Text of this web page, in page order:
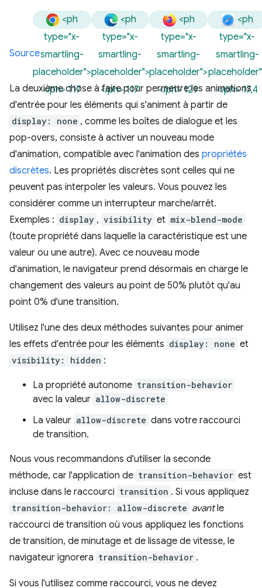
<ph
type="x-
smartling-
placeholder">
</ph> 117
<ph
type="x-
smartling-
placeholder">
</ph> 117
<ph
type="x-
smartling-
placeholder">
</ph> 129
<ph
type="x-
smartling-
</ph> 17,4
Source
La deuxième chose à faire pour permettre les animations
d'entrée pour les éléments qui s'animent à partir de
display: none , comme les boîtes de dialogue et les
pop-overs, consiste à activer un nouveau mode
d'animation, compatible avec l'animation des propriétés
discrètes. Les propriétés discrètes sont celles qui ne
peuvent pas interpoler les valeurs. Vous pouvez les
considérer comme un interrupteur marche/arrêt.
Exemples : display , visibility et mix-blend-mode
(toute propriété dans laquelle la caractéristique est une
valeur ou une autre). Avec ce nouveau mode
d'animation, le navigateur prend désormais en charge le
changement des valeurs au point de 50% plutôt qu'au
point 0% d'une transition.
Utilisez l'une des deux méthodes suivantes pour animer
les effets d'entrée pour les éléments display: none et
visibility: hidden :
La propriété autonome transition-behavior
avec la valeur allow-discrete
La valeur allow-discrete dans votre raccourci
de transition.
Nous vous recommandons d'utiliser la seconde
méthode, car l'application de transition-behavior est
incluse dans le raccourci transition . Si vous appliquez
transition-behavior: allow-discrete avantle
raccourci de transition où vous appliquez les fonctions
de transition, de minutage et de lissage de vitesse, le
navigateur ignorera transition-behavior .
Si vous l'utilisez comme raccourci, vous ne devez